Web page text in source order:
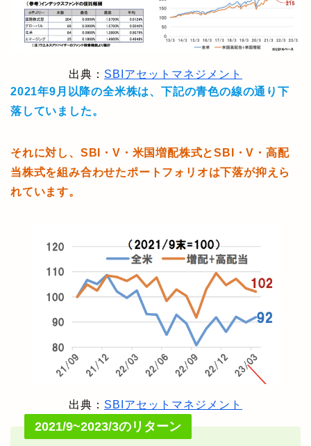
出典： SBIアセットマネジメント
2021年9月以降の全米株は、下記の青色の線の通り下
落していました。
それに対し、SBI・V・米国増配株式とSBI・V・高配
当株式を組み合わせたポートフォリオは下落が抑えら
れています。
出典： SBIアセットマネジメント
2021/9~2023/3のリターン